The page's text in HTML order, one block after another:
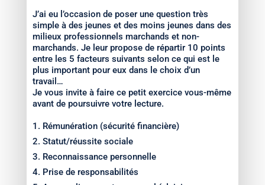
J’ai eu l’occasion de poser une question très
simple à des jeunes et des moins jeunes dans des
milieux professionnels marchands et non-
marchands. Je leur propose de répartir 10 points
entre les 5 facteurs suivants selon ce qui est le
plus important pour eux dans le choix d’un
travail…
Je vous invite à faire ce petit exercice vous-même
avant de poursuivre votre lecture.
Rémunération (sécurité financière)
Statut/réussite sociale
Reconnaissance personnelle
Prise de responsabilités